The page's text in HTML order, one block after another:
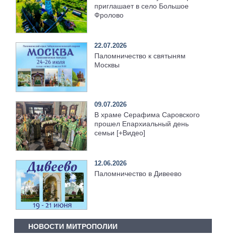
приглашает в село Большое
Фролово
22.07.2026
Паломничество к святыням
Москвы
09.07.2026
В храме Серафима Саровского
прошел Епархиальный день
семьи [+Видео]
12.06.2026
Паломничество в Дивеево
НОВОСТИ МИТРОПОЛИИ